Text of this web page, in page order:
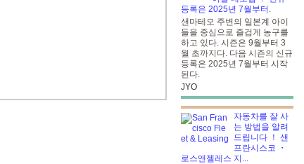
등록은 2025년 7월부터.
샌마테오 주변의 일본계 아이
들을 중심으로 즐겁게 농구를
하고 있다. 시즌은 9월부터 3
월 초까지다. 다음 시즌의 신규
등록은 2025년 7월부터 시작
된다.
JYO
자동차를 잘 사
는 방법을 알려
드립니다 ！ 샌
프란시스코 ・
로스앤젤레스 지...